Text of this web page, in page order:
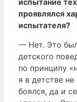
проявлялся
испытателя?
— Нет. Это
детского
по принципу
я в детстве
боялся, да и